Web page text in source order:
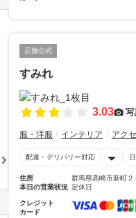
店舗公式
すみれ
3.03 写
服・洋服 インテリア アク
配達・デリバリー対応
住所
群馬県高崎市新町２
本日の営業状況 定休日
クレジット
カード